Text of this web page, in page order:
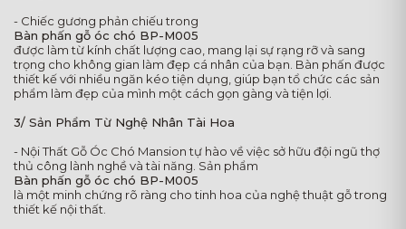
- Chiếc gương phản chiếu trong
Bàn phấn gỗ óc chó BP-M005
được làm từ kính chất lượng cao, mang lại sự rạng rỡ và sang
trọng cho không gian làm đẹp cá nhân của bạn. Bàn phấn được
thiết kế với nhiều ngăn kéo tiện dụng, giúp bạn tổ chức các sản
phẩm làm đẹp của mình một cách gọn gàng và tiện lợi.
3/ Sản Phẩm Từ Nghệ Nhân Tài Hoa
- Nội Thất Gỗ Óc Chó Mansion tự hào về việc sở hữu đội ngũ thợ
thủ công lành nghề và tài năng. Sản phẩm
Bàn phấn gỗ óc chó BP-M005
là một minh chứng rõ ràng cho tinh hoa của nghệ thuật gỗ trong
thiết kế nội thất.